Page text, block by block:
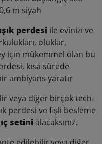
m siyah
perdesi ile evinizi ve
oluklar,
için mükemmel olan bu
kısa sürede
ambiyans yaratır
veya diğer birçok tech-
perdesi ve fişli besleme
setini alacaksınız.